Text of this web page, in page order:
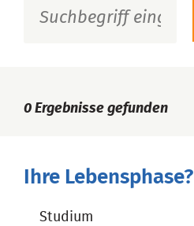
0 Ergebnisse gefunden
Ihre Lebensphase?
Studium